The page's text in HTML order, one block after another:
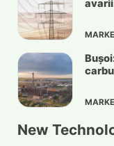
avarii
New